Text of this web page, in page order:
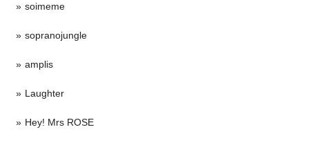
soimeme
sopranojungle
amplis
Laughter
Hey! Mrs ROSE